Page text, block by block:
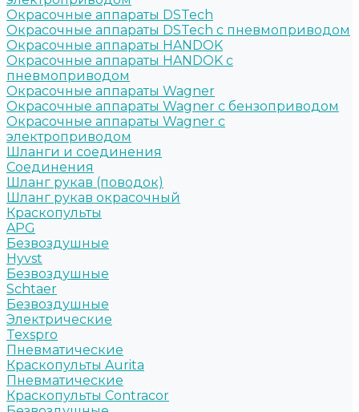
Окрасочные аппараты DSTech
Окрасочные аппараты DSTech c пневмоприводом
Окрасочные аппараты HANDOK
Окрасочные аппараты HANDOK c
пневмоприводом
Окрасочные аппараты Wagner
Окрасочные аппараты Wagner с бензоприводом
Окрасочные аппараты Wagner с
электроприводом
Шланги и соединения
Cоединения
Шланг рукав (поводок)
Шланг рукав окрасочный
Краскопульты
APG
Безвоздушные
Hyvst
Безвоздушные
Schtaer
Безвоздушные
Электрические
Texspro
Пневматические
Краскопульты Aurita
Пневматические
Краскопульты Contracor